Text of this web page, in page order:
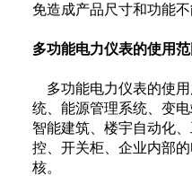
免造成产品尺寸和功能不
多功能电力仪表的使用范
多功能电力仪表的使用
统、能源管理系统、变
智能建筑、楼宇自动化
控、开关柜、企业内部
核。